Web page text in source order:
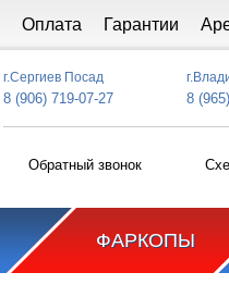
Оплата Гарантии
г.Сергиев Посад
8 (906) 719-07-27 8
Обратный звонок
ФАРКОПЫ